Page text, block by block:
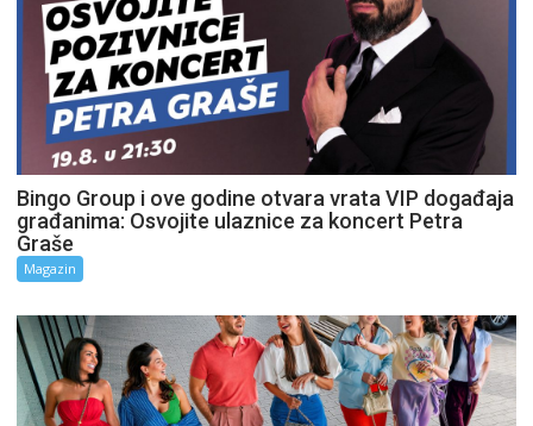
Bingo Group i ove godine otvara vrata VIP događaja
građanima: Osvojite ulaznice za koncert Petra
Graše
Magazin